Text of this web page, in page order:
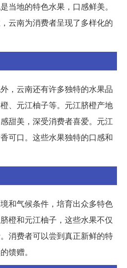
当地的特色水果，口感鲜美。
云南为消费者呈现了多样化的
，云南还有许多独特的水果品
、元江柚子等。元江脐橙产地
甜美，深受消费者喜爱。元江
可口。这些水果独特的口感和
和气候条件，培育出众多特色
橙和元江柚子，这些水果不仅
消费者可以尝到真正新鲜的特
馈赠。